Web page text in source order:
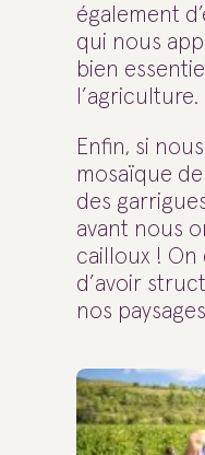
également
qui nous
bien
l’agriculture.
Enfin, si
mosaïque
des
avant nous
cailloux ! On
d’avoir
nos